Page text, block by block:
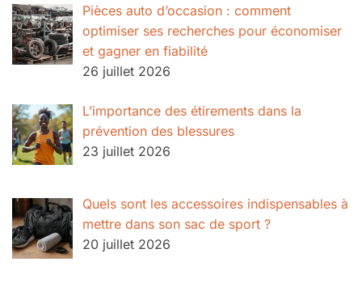
Pièces auto d’occasion : comment
optimiser ses recherches pour économiser
et gagner en fiabilité
26 juillet 2026
L’importance des étirements dans la
prévention des blessures
23 juillet 2026
Quels sont les accessoires indispensables à
mettre dans son sac de sport ?
20 juillet 2026